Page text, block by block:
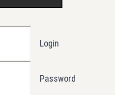
Login
Password